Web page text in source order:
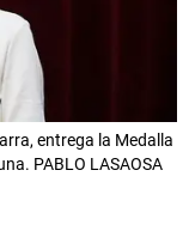
entrega la Medalla
PABLO LASAOSA